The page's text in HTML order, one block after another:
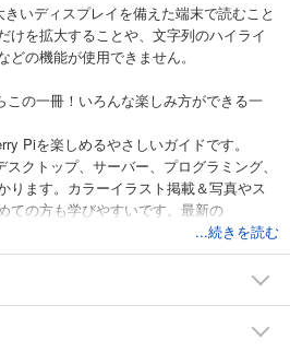
いディスプレイを備えた端末で読むこと
けを拡大することや、文字列のハイライ
どの機能が使用できません。
の一冊！いろんな楽しみ方ができる一
Piを楽しめるやさしいガイドです。
クトップ、サーバー、プログラミング、
ります。カラーイラスト掲載＆写真やス
ての方も学びやすいです。最新の
Piを購入した人
...続きを読む